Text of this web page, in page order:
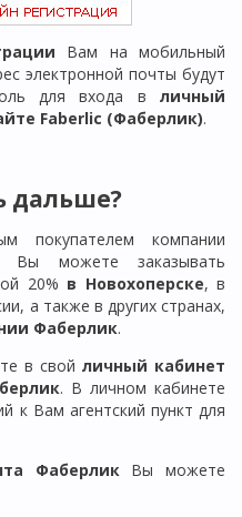
Вам на мобильный
электронной почты будут
для входа в личный
Faberlic (Фаберлик).
дальше?
покупателем компании
Вы можете заказывать
20% в Новохоперске, в
а также в других странах,
Фаберлик.
в свой личный кабинет
. В личном кабинете
Вам агентский пункт для
ФаберликВы можете